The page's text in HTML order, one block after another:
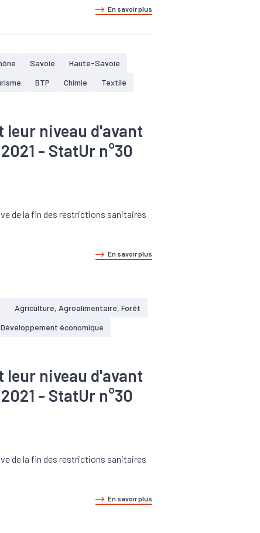
En savoir plus
Savoie
Haute-Savoie
BTP Chimie
Textile
leur niveau d'avant
- StatUr n°30
de la fin des restrictions sanitaires
En savoir plus
Agriculture, Agroalimentaire, Forêt
Développement économique
leur niveau d'avant
- StatUr n°30
de la fin des restrictions sanitaires
En savoir plus